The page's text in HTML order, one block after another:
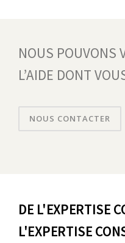
NOUS POUVONS
L’AIDE DONT
NOUS CONTACTER
DE L'EXPERTISE
L'EXPERTISE